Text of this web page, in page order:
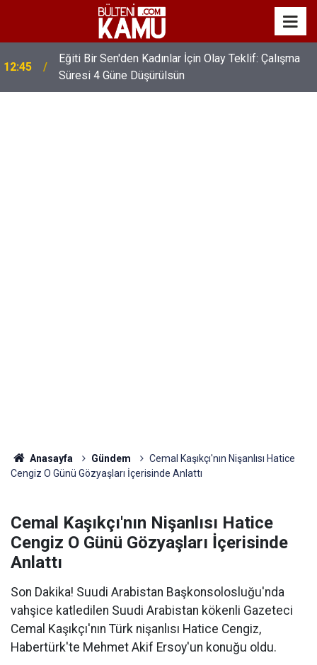
12:45
Eğiti Bir Sen'den Kadınlar İçin Olay Teklif: Çalışma
Süresi 4 Güne Düşürülsün
Anasayfa Gündem
Cemal Kaşıkçı'nın Nişanlısı Hatice
Cengiz O Günü Gözyaşları İçerisinde Anlattı
Cemal Kaşıkçı'nın Nişanlısı Hatice
Cengiz O Günü Gözyaşları İçerisinde
Anlattı
Son Dakika! Suudi Arabistan Başkonsolosluğu'nda
vahşice katledilen Suudi Arabistan kökenli Gazeteci
Cemal Kaşıkçı'nın Türk nişanlısı Hatice Cengiz,
Habertürk'te Mehmet Akif Ersoy'un konuğu oldu.